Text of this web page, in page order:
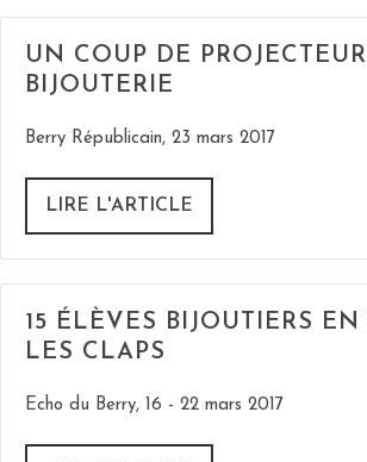
UN COUP DE
BIJOUTERIE
Berry Républicain, 23 mars 2017
LIRE L'ARTICLE
15 ÉLÈVES BIJOUTIERS
LES CLAPS
Echo du Berry, 16 - 22 mars 2017